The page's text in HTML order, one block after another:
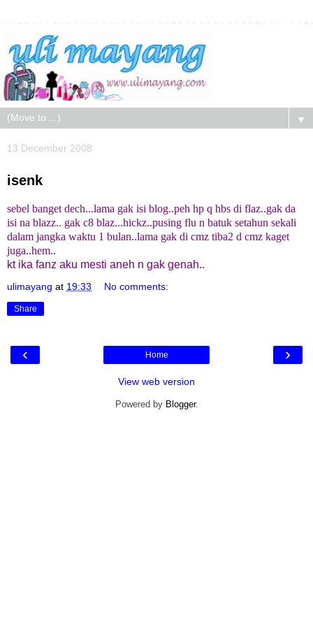
▼
13 December 2008
isenk
sebel banget dech...lama gak isi blog..peh hp q hbs di flaz..gak da
isi na blazz.. gak c8 blaz...hickz..pusing flu n batuk setahun sekali
dalam jangka waktu 1 bulan..lama gak di cmz tiba2 d cmz kaget
juga..hem..
kt ika fanz aku mesti aneh n gak genah..
ulimayang at 19:33 No comments:
Share
‹ ›
Home
View web version
Powered by Blogger.